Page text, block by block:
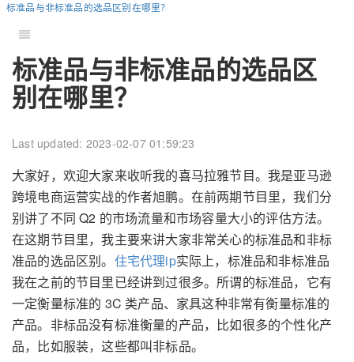
标准品与非标准品的选品区别在哪里？
标准品与非标准品的选品区
别在哪里？
Last updated: 2023-02-07 01:59:23
大家好，欢迎大家来收听我的喜马拉雅节目。我是亚马逊
跨境电商运营实战的作者旭鹏。在前两期节目里，我们分
别讲了不同 Q2 的市场流量和市场容量大小的评估方法。
在这期节目里，我主要来讲大家非常关心的标准品和非标
准品的选品区别。 住宅代理ip实际上，标准品和非标准品
我在之前的节目里已经讲到过很多。所谓的标准品，它有
一定衡量标准的 3C 类产品、家具这种非常有衡量标准的
产品。非标品没有标准衡量的产品，比如很多的个性化产
品，比如服装，这些都叫非标品。